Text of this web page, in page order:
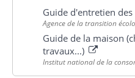
Guide d'entretien
Agence de la transition
Guide de la maison
travaux...)
Institut national de la